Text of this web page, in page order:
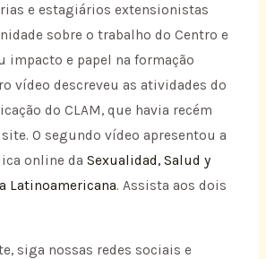
e estagiários extensionistas
sobre o trabalho do Centro e
impacto e papel na formação
vídeo descreveu as atividades do
do CLAM, que havia recém
O segundo vídeo apresentou a
online da Sexualidad, Salud y
Latinoamericana. Assista aos dois
siga nossas redes sociais e